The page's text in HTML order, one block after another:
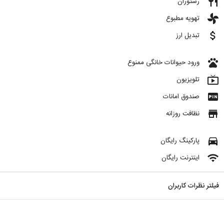
toys تهویه مطبوع
attach_money تبدیل ارز
pets ورود حیوانات خانگی ممنوع
live_tv تلویزیون
fiber_pin صندوق امانات
store نظافت روزانه
directions_car پارکینگ رایگان
wifi اینترنت رایگان
فیلتر نظرات کاربران